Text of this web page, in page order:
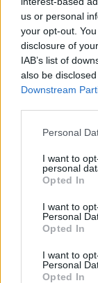
us or personal
your opt-out.
disclosure of
IAB’s list of
also be
Downstream
Personal
I want to
personal
Opted In
I want to
Personal
Opted In
I want to
Personal
Opted In
ΣΤΗΝ